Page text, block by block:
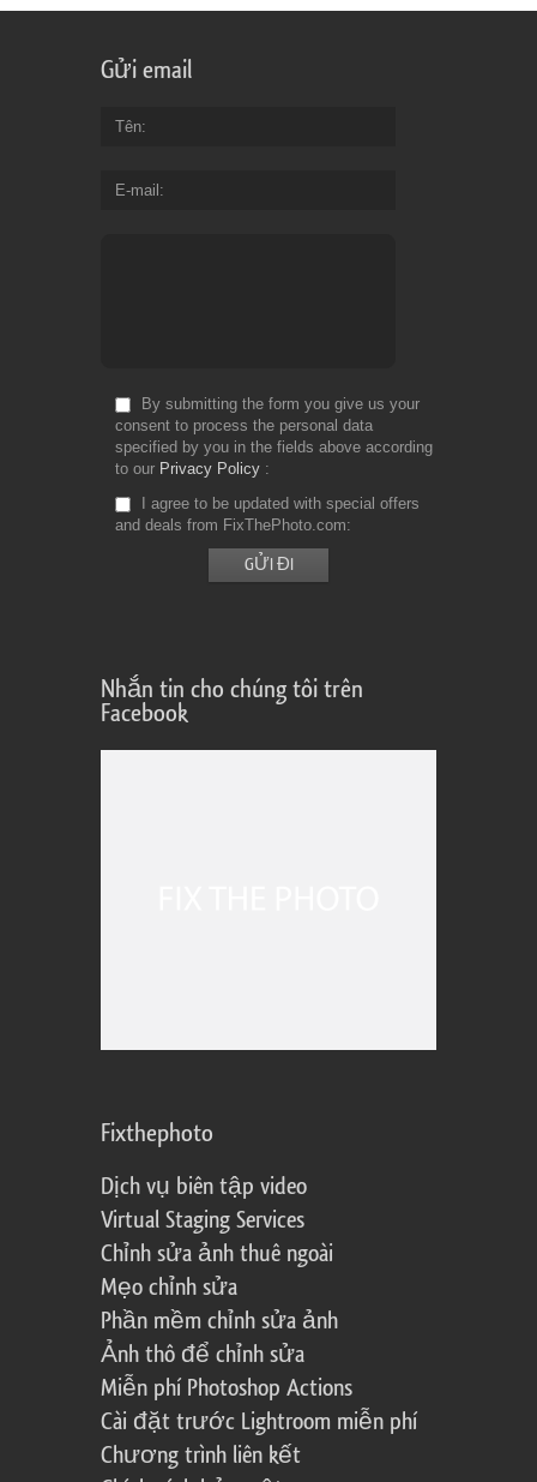
Gửi email
Tên
E-mail
By submitting the form you give us your
consent to process the personal data
specified by you in the fields above according
to our Privacy Policy
I agree to be updated with special offers
and deals from FixThePhoto.com
Nhắn tin cho chúng tôi trên
Facebook
Fixthephoto
Dịch vụ biên tập video
Virtual Staging Services
Chỉnh sửa ảnh thuê ngoài
Mẹo chỉnh sửa
Phần mềm chỉnh sửa ảnh
Ảnh thô để chỉnh sửa
Miễn phí Photoshop Actions
Cài đặt trước Lightroom miễn phí
Chương trình liên kết